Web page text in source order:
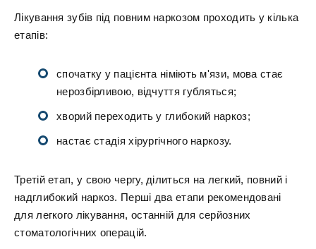
Лікування зубів під повним наркозом проходить у кілька
етапів:
спочатку у пацієнта німіють м'язи, мова стає
нерозбірливою, відчуття губляться;
хворий переходить у глибокий наркоз;
настає стадія хірургічного наркозу.
Третій етап, у свою чергу, ділиться на легкий, повний і
надглибокий наркоз. Перші два етапи рекомендовані
для легкого лікування, останній для серйозних
стоматологічних операцій.